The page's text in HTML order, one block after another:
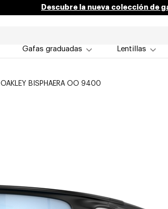
Descubre la nueva colección de
Gafas graduadas Lentillas
OAKLEY BISPHAERA OO 9400